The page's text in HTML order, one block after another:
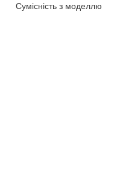
Сумісність з моделлю